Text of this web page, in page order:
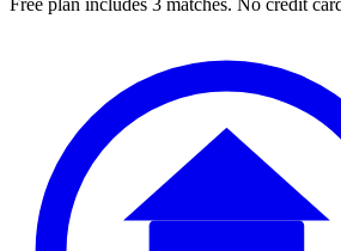
Free plan includes 3 matches. No credit